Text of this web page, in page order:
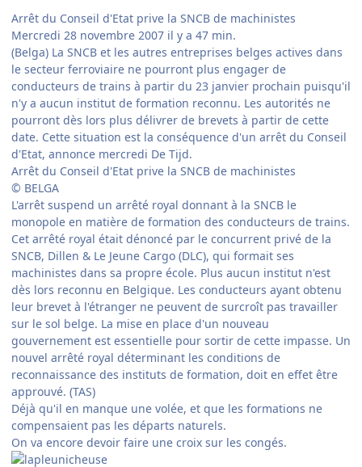
Arrêt du Conseil d'Etat prive la SNCB de machinistes
Mercredi 28 novembre 2007 il y a 47 min.
(Belga) La SNCB et les autres entreprises belges actives dans
le secteur ferroviaire ne pourront plus engager de
conducteurs de trains à partir du 23 janvier prochain puisqu'il
n'y a aucun institut de formation reconnu. Les autorités ne
pourront dès lors plus délivrer de brevets à partir de cette
date. Cette situation est la conséquence d'un arrêt du Conseil
d'Etat, annonce mercredi De Tijd.
Arrêt du Conseil d'Etat prive la SNCB de machinistes
© BELGA
L'arrêt suspend un arrêté royal donnant à la SNCB le
monopole en matière de formation des conducteurs de trains.
Cet arrêté royal était dénoncé par le concurrent privé de la
SNCB, Dillen & Le Jeune Cargo (DLC), qui formait ses
machinistes dans sa propre école. Plus aucun institut n'est
dès lors reconnu en Belgique. Les conducteurs ayant obtenu
leur brevet à l'étranger ne peuvent de surcroît pas travailler
sur le sol belge. La mise en place d'un nouveau
gouvernement est essentielle pour sortir de cette impasse. Un
nouvel arrêté royal déterminant les conditions de
reconnaissance des instituts de formation, doit en effet être
approuvé. (TAS)
Déjà qu'il en manque une volée, et que les formations ne
compensaient pas les départs naturels.
On va encore devoir faire une croix sur les congés.